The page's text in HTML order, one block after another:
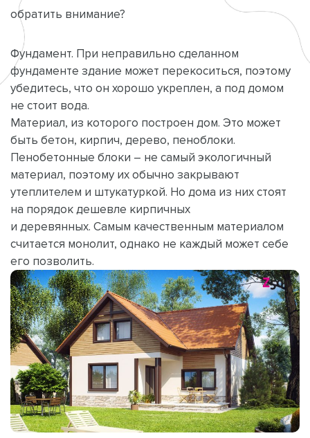
обратить внимание?
Фундамент. При неправильно сделанном
фундаменте здание может перекоситься, поэтому
убедитесь, что он хорошо укреплен, а под домом
не стоит вода.
Материал, из которого построен дом. Это может
быть бетон, кирпич, дерево, пеноблоки.
Пенобетонные блоки – не самый экологичный
материал, поэтому их обычно закрывают
утеплителем и штукатуркой. Но дома из них стоят
на порядок дешевле кирпичных
и деревянных. Самым качественным материалом
считается монолит, однако не каждый может себе
его позволить.